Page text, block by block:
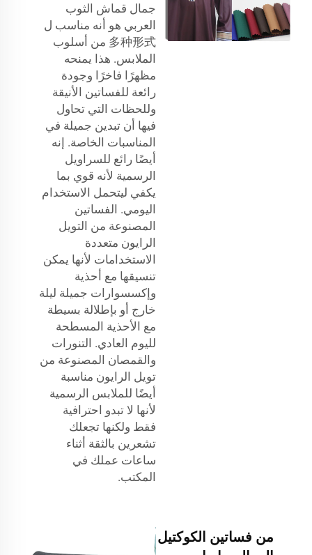
جمال قماش الثوب
العربي هو أنه مناسب ل
多种形式 من أسلوب
الملابس. هذا يمنحه
مظهرًا فاخرًا وجودة
رائعة للفساتين الأنيقة
وللحظات التي تحاول
فيها أن تبدين جميلة في
المناسبات الخاصة. إنه
أيضًا رائع للسراويل
الرسمية لأنه قوي بما
يكفي ليتحمل الاستخدام
اليومي. الفساتين
المصنوعة من التويل
الرايون متعددة
الاستخدامات لأنها يمكن
تنسيقها مع أحذية
وإكسسوارات جميلة ليلة
خارج أو بإطلالة بسيطة
مع الأحذية المسطحة
لليوم العادي. التنورات
والقمصان المصنوعة من
تويل الرايون مناسبة
أيضًا للملابس الرسمية
لأنها لا تبدو احترافية
فقط ولكنها تجعلك
تشعرين بالثقة أثناء
ساعات عملك في
المكتب.
من فساتين الكوكتيل